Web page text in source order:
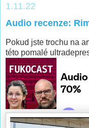
1.11.22
Audio recenze:
Pokud jste trochu na
této pomalé